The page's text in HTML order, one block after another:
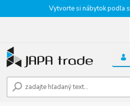
Vytvorte si nábytok podľa